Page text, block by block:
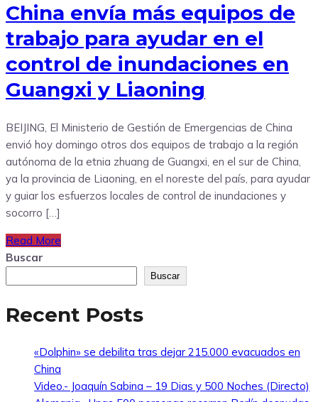
China envía más equipos de
trabajo para ayudar en el
control de inundaciones en
Guangxi y Liaoning
BEIJING, El Ministerio de Gestión de Emergencias de China
envió hoy domingo otros dos equipos de trabajo a la región
autónoma de la etnia zhuang de Guangxi, en el sur de China,
ya la provincia de Liaoning, en el noreste del país, para ayudar
y guiar los esfuerzos locales de control de inundaciones y
socorro […]
Read More
Buscar
Buscar
Recent Posts
«Dolphin» se debilita tras dejar 215.000 evacuados en
China
Video.- Joaquín Sabina – 19 Dias y 500 Noches (Directo)